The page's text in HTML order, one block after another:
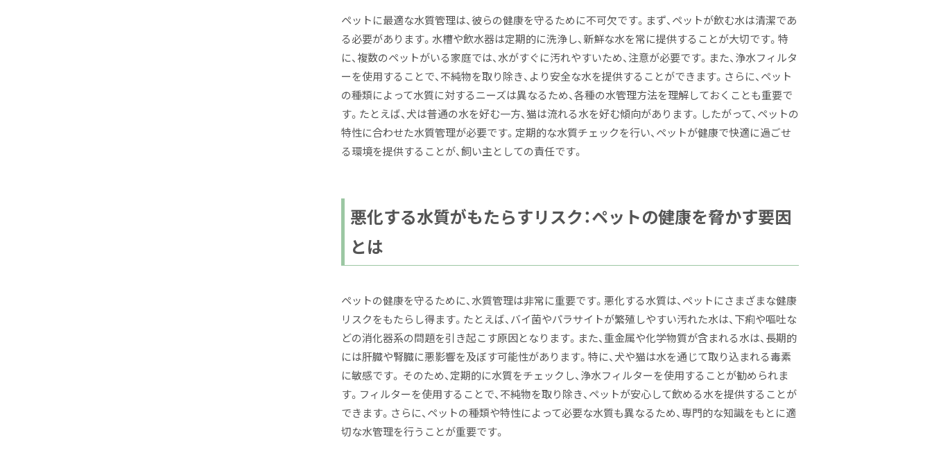
ペットに最適な水質管理は、彼らの健康を守るために不可欠です。まず、ペットが飲む水は清潔であ
る必要があります。水槽や飲水器は定期的に洗浄し、新鮮な水を常に提供することが大切です。特
に、複数のペットがいる家庭では、水がすぐに汚れやすいため、注意が必要です。また、浄水フィルタ
ーを使用することで、不純物を取り除き、より安全な水を提供することができます。さらに、ペット
の種類によって水質に対するニーズは異なるため、各種の水管理方法を理解しておくことも重要で
す。たとえば、犬は普通の水を好む一方、猫は流れる水を好む傾向があります。したがって、ペットの
特性に合わせた水質管理が必要です。定期的な水質チェックを行い、ペットが健康で快適に過ごせ
る環境を提供することが、飼い主としての責任です。
悪化する水質がもたらすリスク：ペットの健康を脅かす要因
とは
ペットの健康を守るために、水質管理は非常に重要です。悪化する水質は、ペットにさまざまな健康
リスクをもたらし得ます。たとえば、バイ菌やパラサイトが繁殖しやすい汚れた水は、下痢や嘔吐な
どの消化器系の問題を引き起こす原因となります。また、重金属や化学物質が含まれる水は、長期的
には肝臓や腎臓に悪影響を及ぼす可能性があります。特に、犬や猫は水を通じて取り込まれる毒素
に敏感です。 そのため、定期的に水質をチェックし、浄水フィルターを使用することが勧められま
す。フィルターを使用することで、不純物を取り除き、ペットが安心して飲める水を提供することが
できます。さらに、ペットの種類や特性によって必要な水質も異なるため、専門的な知識をもとに適
切な水管理を行うことが重要です。